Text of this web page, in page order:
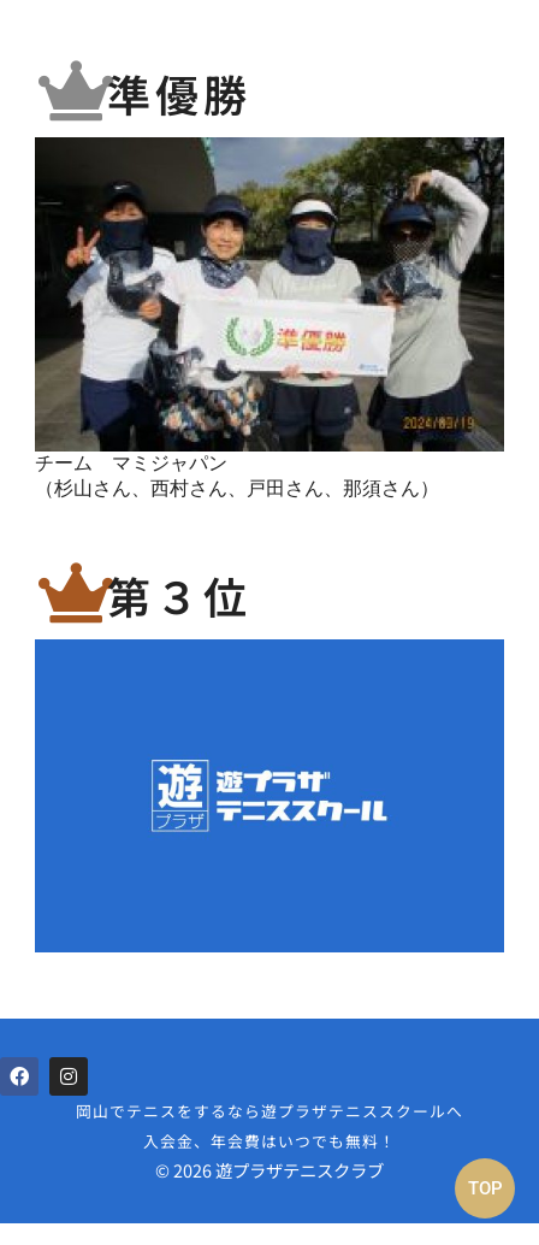
準優勝
チーム マミジャパン
（杉山さん、西村さん、戸田さん、那須さん）
第３位
岡山でテニスをするなら遊プラザテニススクールへ
入会金、年会費はいつでも無料！
© 2026 遊プラザテニスクラブ
TOP